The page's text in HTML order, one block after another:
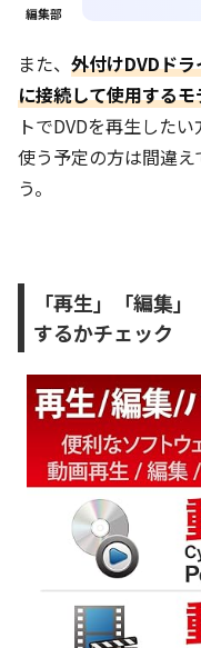
編集部
また、 外付けDVDド
に接続して使用する
トでDVDを再生した
使う予定の方は間違
う。
「再生」「編集
するかチェック